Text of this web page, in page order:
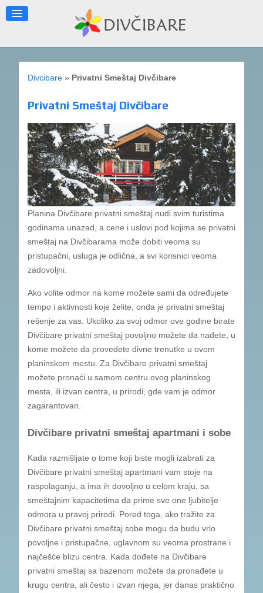
Divcibare» Privatni Smeštaj Divčibare
Privatni Smeštaj Divčibare
Planina Divčibare privatni smeštaj nudi svim turistima
godinama unazad, a cene i uslovi pod kojima se privatni
smeštaj na Divčibarama može dobiti veoma su
pristupačni, usluga je odlična, a svi korisnici veoma
zadovoljni.
Ako volite odmor na kome možete sami da određujete
tempo i aktivnosti koje želite, onda je privatni smeštaj
rešenje za vas. Ukoliko za svoj odmor ove godine birate
Divčibare privatni smeštaj povoljno možete da nađete, u
kome možete da provedete divne trenutke u ovom
planinskom mestu. Za Divčibare privatni smeštaj
možete pronaći u samom centru ovog planinskog
mesta, ili izvan centra, u prirodi, gde vam je odmor
zagarantovan.
Divčibare privatni smeštaj apartmani i sobe
Kada razmišljate o tome koji biste mogli izabrati za
Divčibare privatni smeštaj apartmani vam stoje na
raspolaganju, a ima ih dovoljno u celom kraju, sa
smeštajnim kapacitetima da prime sve one ljubitelje
odmora u pravoj prirodi. Pored toga, ako tražite za
Divčibare privatni smeštaj sobe mogu da budu vrlo
povoljne i pristupačne, uglavnom su veoma prostrane i
najčešće blizu centra. Kada dođete na Divčibare
privatni smeštaj sa bazenom možete da pronađete u
krugu centra, ali često i izvan njega, jer danas praktično